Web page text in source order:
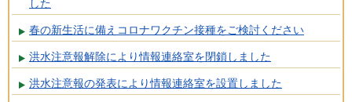
した
春の新生活に備えコロナワクチン接種をご検討ください
洪水注意報解除により情報連絡室を閉鎖しました
洪水注意報の発表により情報連絡室を設置しました